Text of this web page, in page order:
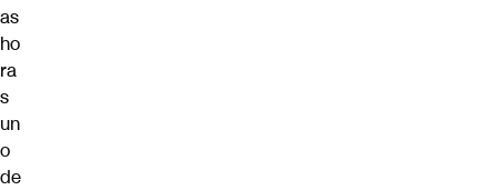
as
ho
ra
s
un
o
de